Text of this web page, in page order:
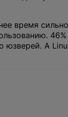
время
А